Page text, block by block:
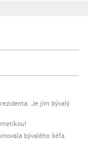
Je jím bývalý
bývalého šéfa